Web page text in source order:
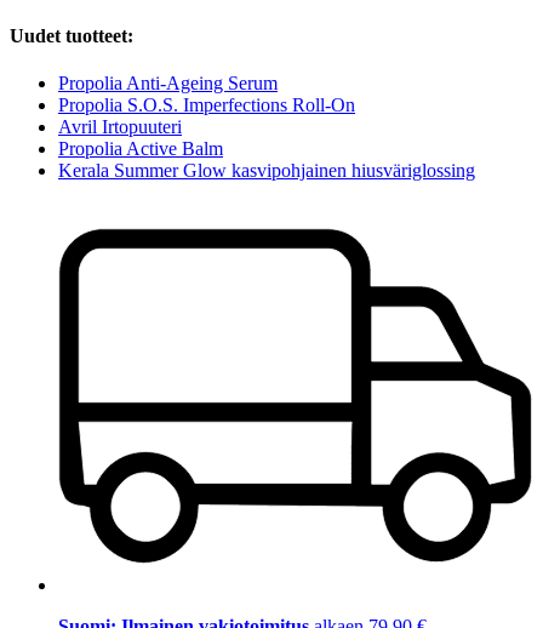
Uudet tuotteet:
Propolia Anti-Ageing Serum
Propolia S.O.S. Imperfections Roll-On
Avril Irtopuuteri
Propolia Active Balm
Kerala Summer Glow kasvipohjainen hiusväriglossing